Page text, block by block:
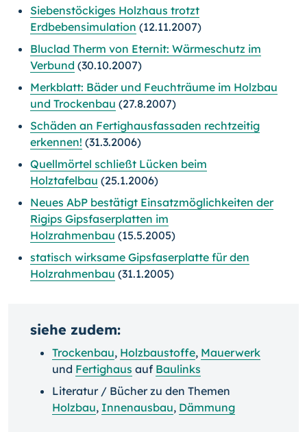
Siebenstöckiges Holzhaus trotzt
Erdbebensimulation (12.11.2007)
Bluclad Therm von Eternit: Wärmeschutz im
Verbund (30.10.2007)
Merkblatt: Bäder und Feuchträume im Holzbau
und Trockenbau (27.8.2007)
Schäden an Fertighausfassaden rechtzeitig
erkennen! (31.3.2006)
Quellmörtel schließt Lücken beim
Holztafelbau (25.1.2006)
Neues AbP bestätigt Einsatzmöglichkeiten der
Rigips Gipsfaserplatten im
Holzrahmenbau (15.5.2005)
statisch wirksame Gipsfaserplatte für den
Holzrahmenbau (31.1.2005)
siehe zudem:
Trockenbau, Holzbaustoffe, Mauerwerk
und Fertighaus auf Baulinks
Literatur / Bücher zu den Themen
Holzbau, Innenausbau, Dämmung